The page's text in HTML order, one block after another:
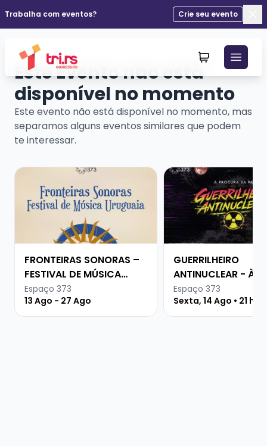
Trabalha com eventos?
Crie seu evento
Este Evento não está
disponível no momento
Este evento não está disponível no momento, mas
separamos alguns eventos similares que podem
te interessar.
Veja mais sobre FRONTEIRAS SONORAS – FESTIVAL
FRONTEIRAS SONORAS –
FESTIVAL DE MÚSICA
URUGUAIA
Espaço 373
13 Ago - 27 Ago
Veja mais sobre
GUERRILHEIRO
ANTINUCLEAR - À
PROCURA DA PAZ
Espaço 373
Sexta, 14 Ago • 21